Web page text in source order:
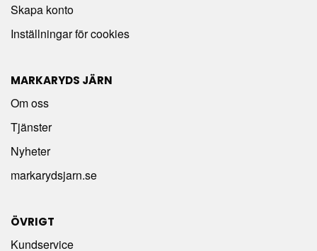
Skapa konto
Inställningar för cookies
MARKARYDS JÄRN
Om oss
Tjänster
Nyheter
markarydsjarn.se
ÖVRIGT
Kundservice